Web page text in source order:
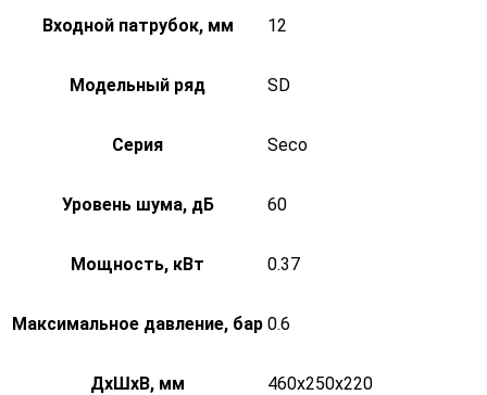
Входной патрубок, мм 12
Модельный ряд SD
Серия Seco
Уровень шума, дБ 60
Мощность, кВт 0.37
Максимальное давление, бар 0.6
ДxШxВ, мм 460x250x220